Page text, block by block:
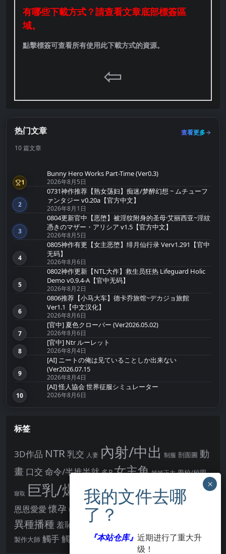
有哪些下載方式？請查看文章底部標簽區
域。
點擊標簽可查看所有使用此下載方式的資源。
⇦
热门文章
查看更多
10 篇文章
第1名
1
Bunny Hero Works Part-Time (Ver0.3)
2026年8月5日
第2名
2
0731神作推荐【熟女荡妇】痴迷/梦醉幻想 ~ ムチューフ
ァンタジー v0.20a【官方中文】
2026年8月1日
第3名
3
0804更新官中【恶堕】被淫纹附身的圣母·艾丽西亚~淫紋
憑きのマザー・アリシア v1.5【官方中文】
2026年8月5日
第4名
4
0805神作有更【女主恶堕】绯月仙行录 Verv1.291【官中
无码】
2026年8月6日
第5名
5
0802神作更新【NTL大作】救生员狂热 Lifeguard Holic
Demo v0.9.4-A【官中无码】
2026年8月2日
第6名
6
0806推荐【小马大车】德卡乔旅馆~デカジョ旅館
Ver1.1【中文汉化】
2026年8月6日
第7名
7
[官中] 夏色クローバー (Ver2026.05.02)
2026年8月6日
第8名
8
[官中] Ntr ルーレット
2026年8月4日
第9名
9
[AI] ニートの俺は见ていることしか出来ない
(Ver2026.07.15
2026年8月4日
第10名
10
[AI] 怪人協会 世界征服シミュレーター
2026年8月6日
标签
3D作品 NTR乳交 人妻 內射/中出 制服 剖面圖 動
畫 口交 命令/半推半就 多P 女主角 姊姊正太 學校/校園
寢取 巨乳/爆乳幻想 強制你播種 強制播種
恩恩愛愛 懷孕 戰鬥H 拘束 教育 男主角
異種播種 羞恥/恥辱 羞辱
製作大師 觸手 觸摸 賣春/援交 輪流播種 酪梨 阿黑顏 露出 點陣圖
『本站仓库』 近期进行了重大升
级！